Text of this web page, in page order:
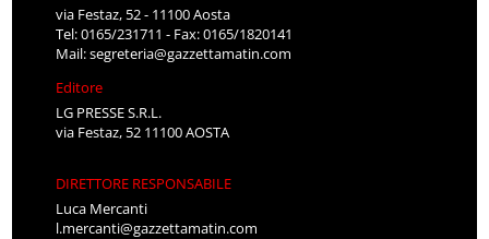
via Festaz, 52 - 11100 Aosta
Tel: 0165/231711 - Fax: 0165/1820141
Mail:segreteria@gazzettamatin.com
Editore
LG PRESSE S.R.L.
via Festaz, 52 11100 AOSTA
DIRETTORE RESPONSABILE
Luca Mercanti
l.mercanti@gazzettamatin.com